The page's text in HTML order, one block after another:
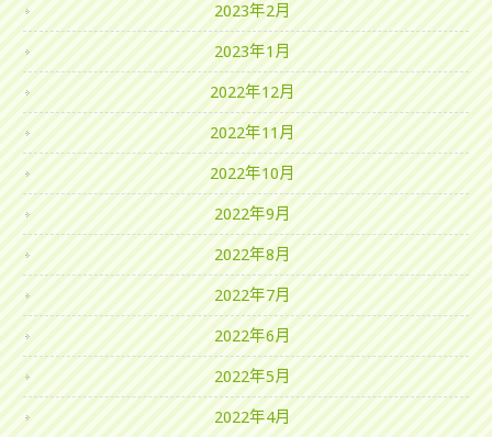
2023年2月
2023年1月
2022年12月
2022年11月
2022年10月
2022年9月
2022年8月
2022年7月
2022年6月
2022年5月
2022年4月